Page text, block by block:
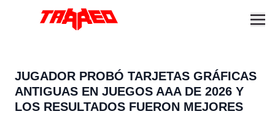
JUGADOR PROBÓ TARJETAS GRÁFICAS
ANTIGUAS EN JUEGOS AAA DE 2026 Y
LOS RESULTADOS FUERON MEJORES